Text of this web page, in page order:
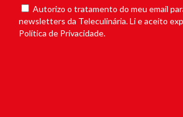
Autorizo o tratamento do meu email
newsletters da Teleculinária. Li e aceito
Política de Privacidade.